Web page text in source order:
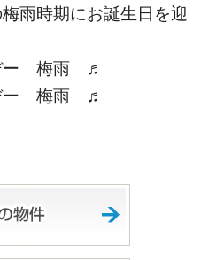
雨時期にお誕生日を迎
ー 梅雨 ♬
ー 梅雨 ♬